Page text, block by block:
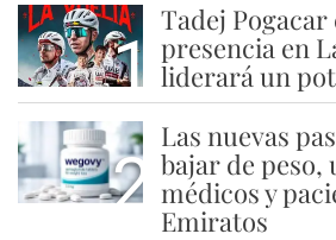
1
Tadej
presencia en
liderará un
2
Las nuevas
bajar de peso,
médicos y
Emiratos